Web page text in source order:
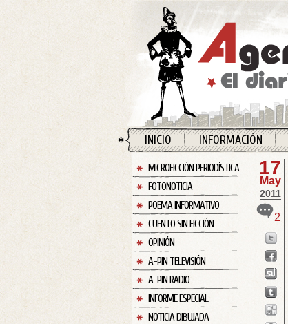
INICIO INFORMACIÓN
MICROFICCIÓN PERIODÍSTICA
FOTONOTICIA
POEMA INFORMATIVO
CUENTO SIN FICCIÓN
OPINIÓN
A-PIN TELEVISIÓN
A-PIN RADIO
INFORME ESPECIAL
NOTICIA DIBUJADA
17
May
2011
2